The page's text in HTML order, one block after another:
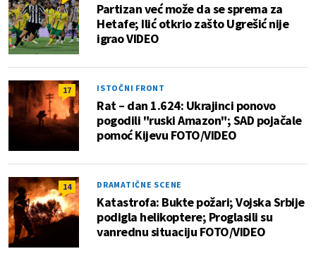
Partizan već može da se sprema za
Hetafe; Ilić otkrio zašto Ugrešić nije
igrao VIDEO
17 ISTOČNI FRONT
Rat – dan 1.624: Ukrajinci ponovo
pogodili "ruski Amazon"; SAD pojačale
pomoć Kijevu FOTO/VIDEO
14 DRAMATIČNE SCENE
Katastrofa: Bukte požari; Vojska Srbije
podigla helikoptere; Proglasili su
vanrednu situaciju FOTO/VIDEO